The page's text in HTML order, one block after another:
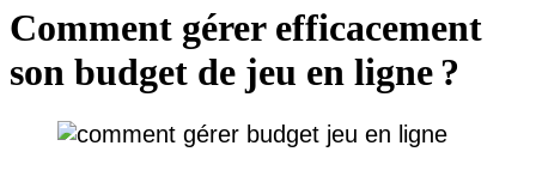
Comment gérer efficacement
son budget de jeu en ligne ?